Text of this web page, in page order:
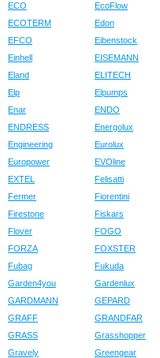
ECO
EcoFlow
ECOTERM
Edon
EFCO
Eibenstock
Einhell
EISEMANN
Eland
ELITECH
Elp
Elpumps
Enar
ENDO
ENDRESS
Energolux
Engineering
Eurolux
Europower
EVOline
EXTEL
Felisatti
Fermer
Fiorentini
Firestone
Fiskars
Flover
FOGO
FORZA
FOXSTER
Fubag
Fukuda
Garden4you
Gardenlux
GARDMANN
GEPARD
GRAFF
GRANDFAR
GRASS
Grasshopper
Gravely
Greengear